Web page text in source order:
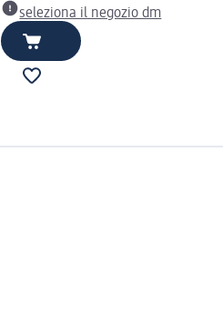
seleziona il negozio dm